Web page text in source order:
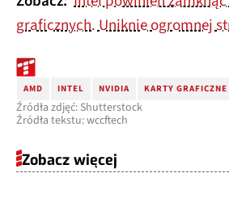
graficznych. Uniknie ogromnej
AMD INTEL NVIDIA KARTY GRAFICZNE
Źródła zdjęć: Shutterstock
Źródła tekstu: wccftech
Zobacz więcej